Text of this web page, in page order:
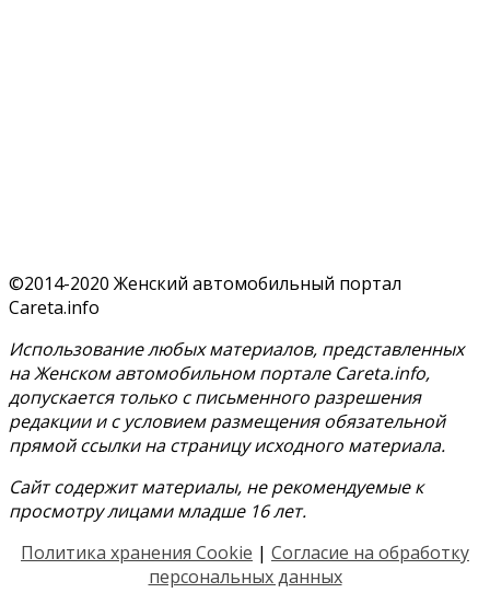
©2014-2020 Женский автомобильный портал
Careta.info
Использование любых материалов, представленных
на Женском автомобильном портале Careta.info,
допускается только с письменного разрешения
редакции и с условием размещения обязательной
прямой ссылки на страницу исходного материала.
Сайт содержит материалы, не рекомендуемые к
просмотру лицами младше 16 лет.
Политика хранения Cookie | Согласие на обработку
персональных данных